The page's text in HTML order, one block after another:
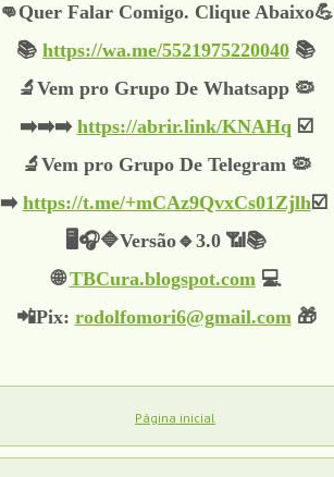
👊Quer Falar Comigo. Clique Abaixo💪
📚 https://wa.me/5521975220040 📚
🔬Vem pro Grupo De Whatsapp 🦠
➡️➡️➡️ https://abrir.link/KNAHq ☑️
🔬Vem pro Grupo De Telegram 🦠
➡️ https://t.me/+mCAz9QvxCs01Zjlh☑️
🖥🎧🔷Versão🔹3.0 📶📚
🌐TBCura.blogspot.com💻
📲Pix: rodolfomori6@gmail.com🎁
Página inicial